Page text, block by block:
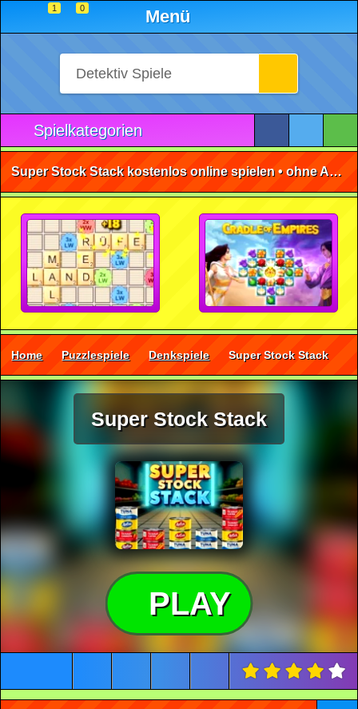
1 0 Menü
Spielkategorien
Super Stock Stack kostenlos online spielen • ohne Anmeldung 🕹️
Home Puzzlespiele Denkspiele Super Stock Stack
Super Stock Stack
PLAY